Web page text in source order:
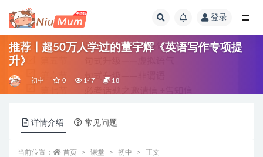
登录
推荐丨超50万人学过的董宇辉《英语写作专项提
升》
初中 0 147 18
详情介绍 常见问题
当前位置： 首页 课堂 初中 正文